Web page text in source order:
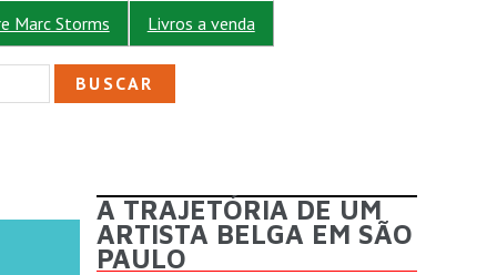
Marc Storms Livros a venda
DE BUSCA
A TRAJETÓRIA DE UM
ARTISTA BELGA EM SÃO
PAULO